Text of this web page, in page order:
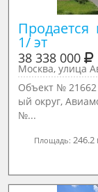
Продается
1/ эт
38 338 000
Москва, улица
Объект №
ый округ,
№...
Площадь: